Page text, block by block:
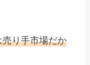
り手市場だか